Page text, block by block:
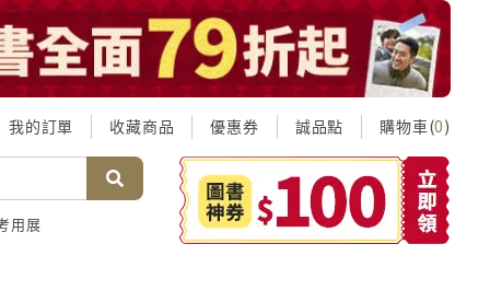
我的訂單 收藏商品 優惠券 誠品點 購物車(0)
用展